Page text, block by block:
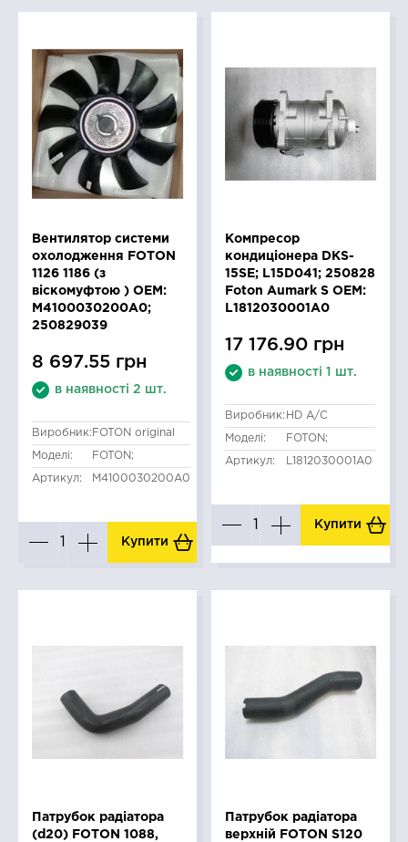
Вентилятор системи
охолодження FOTON
1126 1186 (з
віскомуфтою ) OEM:
M4100030200A0;
250829039
8 697.55 грн
в наявності 2 шт.
Виробник: FOTON original
Моделі: FOTON;
Артикул: M4100030200A0
Купити
Компресор
кондиціонера DKS-
15SE; L15D041; 250828
Foton Aumark S OEM:
L1812030001A0
17 176.90 грн
в наявності 1 шт.
Виробник: HD A/C
Моделі: FOTON;
Артикул: L1812030001A0
Купити
Патрубок радіатора
(d20) FOTON 1088,
Патрубок радіатора
верхній FOTON S120